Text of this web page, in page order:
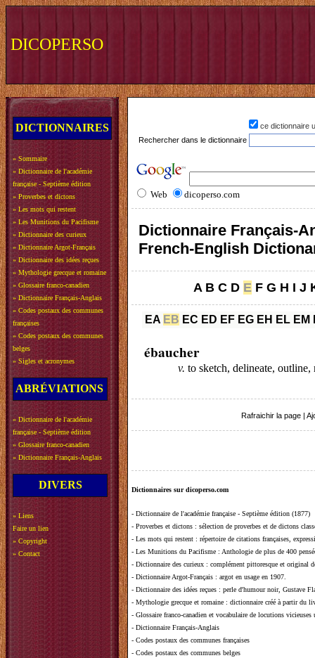
DICOPERSO
DICTIONNAIRES
» Sommaire
» Dictionnaire de l'académie
française - Septième édition
» Proverbes et dictons
» Les mots qui restent
» Les Munitions du Pacifisme
» Dictionnaire des curieux
» Dictionnaire Argot-Français
» Dictionnaire des idées reçues
» Mythologie grecque et romaine
» Glossaire franco-canadien
» Dictionnaire Français-Anglais
» Codes postaux des communes
françaises
» Codes postaux des communes
belges
» Sigles et acronymes
ABRÉVIATIONS
» Dictionnaire de l'académie
française - Septième édition
» Glossaire franco-canadien
» Dictionnaire Français-Anglais
DIVERS
» Liens
Faire un lien
» Copyright
» Contact
ce dictionnaire
Rechercher dans le dictionnaire
Web dicoperso.com
Dictionnaire Français-
French-English
A B C D E F G H I J
EA EB EC ED EF EG EH EL EM
ébaucher
v. to sketch, delineate,
Rafraichir la page
Dictionnaires sur dicoperso.com
- Dictionnaire de l'académie française - Septième édition (1877)
- Proverbes et dictons : sélection de proverbes et de dictons
- Les mots qui restent : répertoire de citations françaises,
- Les Munitions du Pacifisme : Anthologie de plus de 400
- Dictionnaire des curieux : complément pittoresque et original
- Dictionnaire Argot-Français : argot en usage en 1907.
- Dictionnaire des idées reçues : perle d'humour noir, Gustave
- Mythologie grecque et romaine : dictionnaire créé à partir du
- Glossaire franco-canadien et vocabulaire de locutions vicieuses
- Dictionnaire Français-Anglais
- Codes postaux des communes françaises
- Codes postaux des communes belges